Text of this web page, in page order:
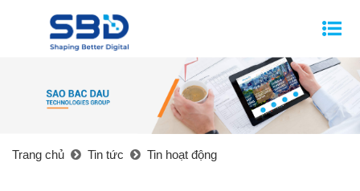
Trang chủ Tin tức Tin hoạt động